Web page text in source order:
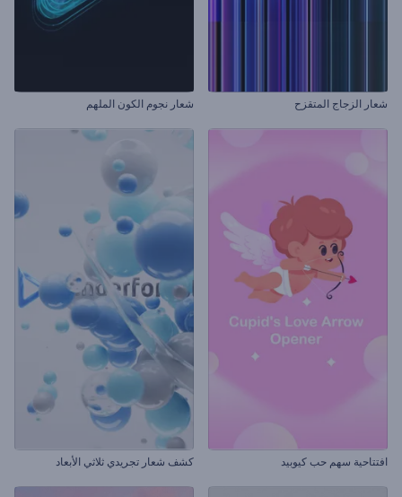
شعار الزجاج المتقزح شعار نجوم الكون الملهم
افتتاحية سهم حب كيوبيد كشف شعار تجريدي ثلاثي الأبعاد